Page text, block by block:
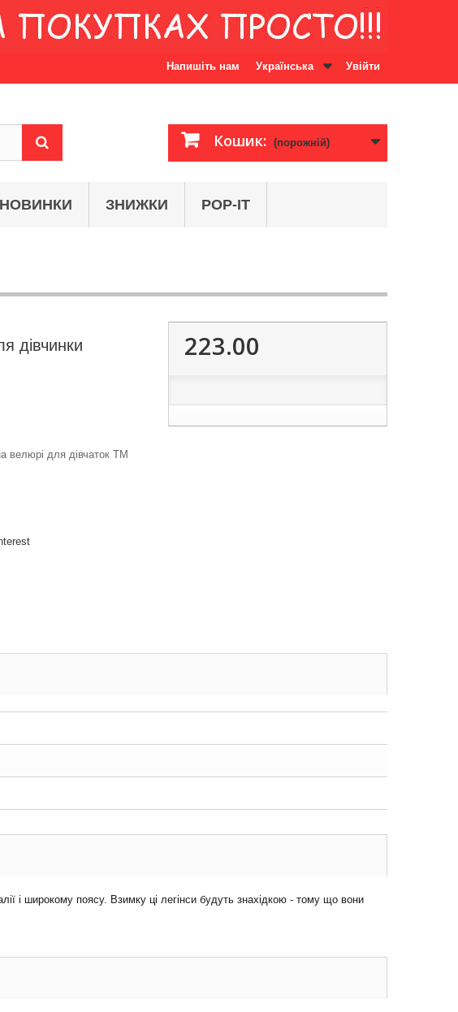
Увійти
Українська
Напишіть нам
Кошик: (порожній)
НОВИНКИ ЗНИЖКИ POP-IT
дівчинки
велюрі для дівчаток TM
223.00
і широкому поясу. Взимку ці легінси будуть знахідкою - тому що вони